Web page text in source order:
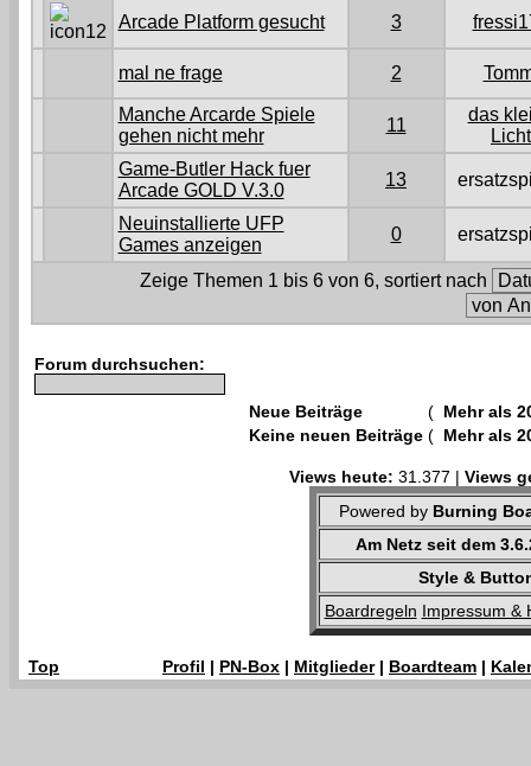
Arcade Platform gesucht 3
mal ne frage 2
Manche Arcarde Spiele
gehen nicht mehr
11
das
Licht
Game-Butler Hack fuer
Arcade GOLD V.3.0
13
Neuinstallierte UFP
Games anzeigen
0
Zeige Themen 1 bis 6 von 6, sortiert nach
Forum durchsuchen:
Neue Beiträge ( Mehr als
Keine neuen Beiträge ( Mehr als
Views heute: 31.377 | Views
Powered by Burning
Am Netz seit dem
Style &
Boardregeln Impressum &
Top Profil | PN-Box | Mitglieder| Boardteam |